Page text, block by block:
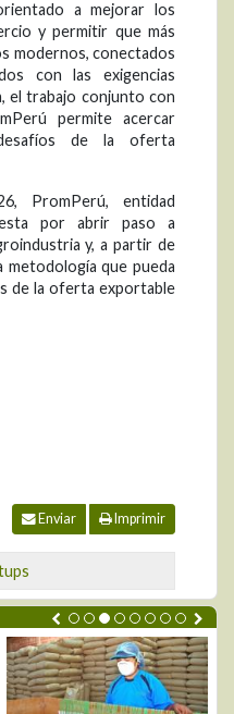
a mejorar los
y permitir que más
modernos, conectados
con las exigencias
el trabajo conjunto con
permite acercar
de la oferta
PromPerú, entidad
por abrir paso a
y, a partir de
que pueda
de la oferta exportable
Enviar Imprimir